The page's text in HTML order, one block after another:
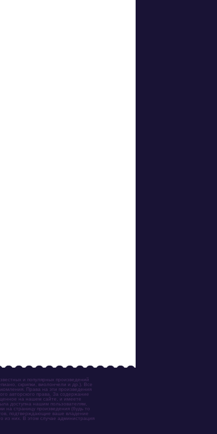
и популярных произведений
скрипки, виолончели и др.). Все
Права на эти произведения
авторского права. За содержание
на нашем сайте, и имеете
доступна нашим пользователям,
на страницу произведения (будь то
подтверждающие ваше владение
из них. В этом случае администрация